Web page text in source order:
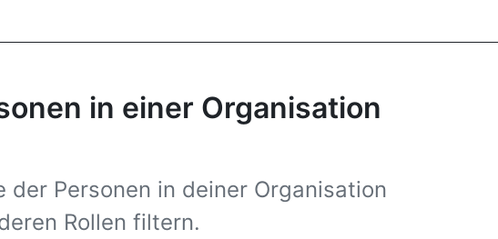
in einer Organisation
der Personen in deiner Organisation
Rollen filtern.